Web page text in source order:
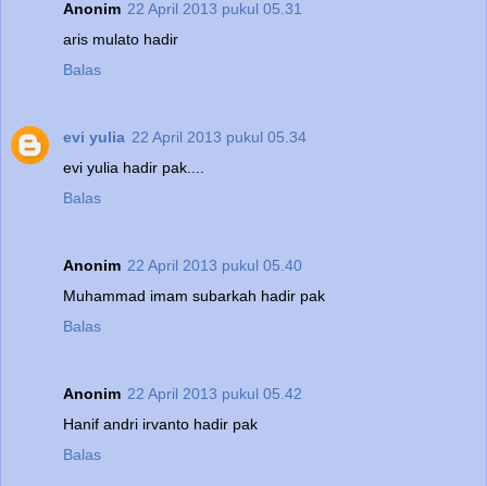
Anonim 22 April 2013 pukul 05.31
aris mulato hadir
Balas
evi yulia 22 April 2013 pukul 05.34
evi yulia hadir pak....
Balas
Anonim 22 April 2013 pukul 05.40
Muhammad imam subarkah hadir pak
Balas
Anonim 22 April 2013 pukul 05.42
Hanif andri irvanto hadir pak
Balas